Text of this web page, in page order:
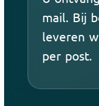
mail. Bij
leveren
per post.